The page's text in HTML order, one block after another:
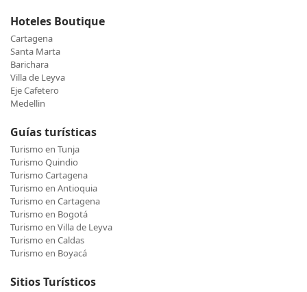
Hoteles Boutique
Cartagena
Santa Marta
Barichara
Villa de Leyva
Eje Cafetero
Medellin
Guías turísticas
Turismo en Tunja
Turismo Quindio
Turismo Cartagena
Turismo en Antioquia
Turismo en Cartagena
Turismo en Bogotá
Turismo en Villa de Leyva
Turismo en Caldas
Turismo en Boyacá
Sitios Turísticos